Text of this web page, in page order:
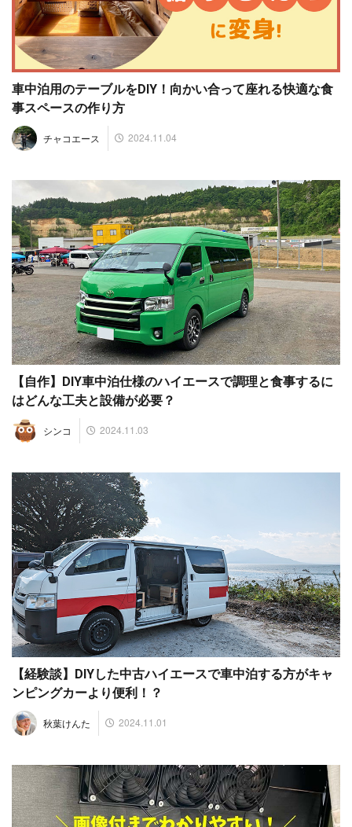
車中泊用のテーブルをDIY！向かい合って座れる快適な食
事スペースの作り方
チャコエース 2024.11.04
【自作】DIY車中泊仕様のハイエースで調理と食事するに
はどんな工夫と設備が必要？
シンコ 2024.11.03
【経験談】DIYした中古ハイエースで車中泊する方がキャ
ンピングカーより便利！？
秋葉けんた 2024.11.01